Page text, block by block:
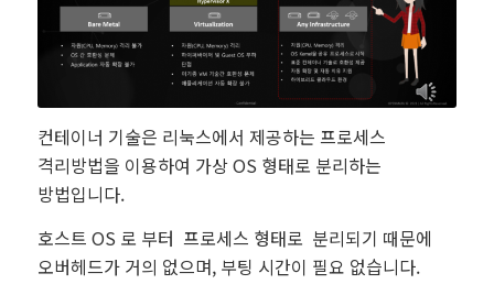
컨테이너 기술은 리눅스에서 제공하는 프로세스
격리방법을 이용하여 가상 OS 형태로 분리하는
방법입니다.
호스트 OS 로 부터 프로세스 형태로 분리되기 때문에
오버헤드가 거의 없으며, 부팅 시간이 필요 없습니다.